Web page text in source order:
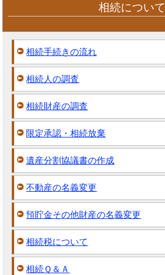
相続について
相続手続きの流れ
相続人の調査
相続財産の調査
限定承認・相続放棄
遺産分割協議書の作成
不動産の名義変更
預貯金その他財産の名義変更
相続税について
相続Ｑ＆Ａ